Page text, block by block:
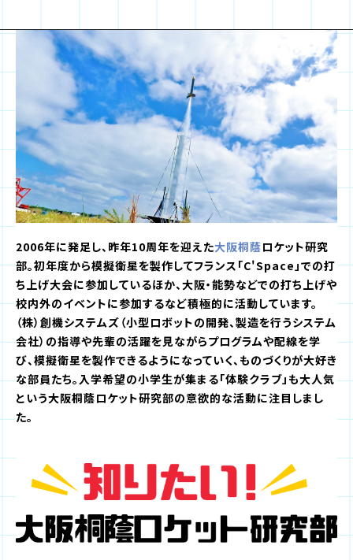
2006年に発足し、昨年10周年を迎えた大阪桐蔭ロケット研究
部。初年度から模擬衛星を製作してフランス「C'Space」での打
ち上げ大会に参加しているほか、大阪・能勢などでの打ち上げや
校内外のイベントに参加するなど積極的に活動しています。
（株）創機システムズ（小型ロボットの開発、製造を行うシステム
会社）の指導や先輩の活躍を見ながらプログラムや配線を学
び、模擬衛星を製作できるようになっていく、ものづくりが大好き
な部員たち。入学希望の小学生が集まる「体験クラブ」も大人気
という大阪桐蔭ロケット研究部の意欲的な活動に注目しまし
た。